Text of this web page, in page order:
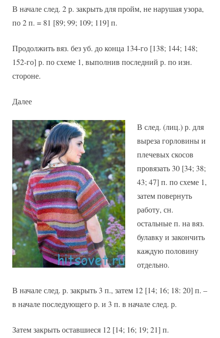
В начале след. 2 р. закрыть для пройм, не нарушая узора,
по 2 п. = 81 [89; 99; 109; 119] п.
Продолжить вяз. без уб. до конца 134-го [138; 144; 148;
152-го] р. по схеме 1, выполнив последний р. по изн.
стороне.
Далее
В след. (лиц.) р. для
выреза горловины и
плечевых скосов
провязать 30 [34; 38;
43; 47] п. по схеме 1,
затем повернуть
работу, сн.
остальные п. на вяз.
булавку и закончить
каждую половину
отдельно.
В начале след. р. закрыть 3 п., затем 12 [14; 16; 18: 20] п. –
в начале последующего р. и 3 п. в начале след. р.
Затем закрыть оставшиеся 12 [14; 16; 19; 21] п.